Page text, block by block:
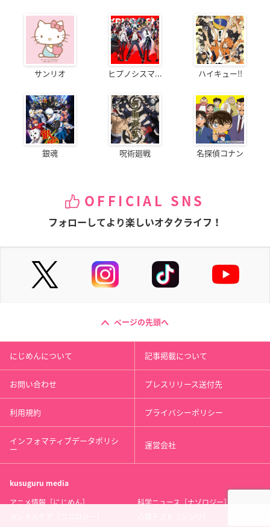
サンリオ ヒプノシスマ... ハイキュー!!
銀魂 呪術廻戦 名探偵コナン
OFFICIAL SNS
フォローしてより楽しいオタクライフ！
ページの先頭へ
にじめんについて 記事掲載について
お問い合わせ プレスリリース送付先
利用規約 プライバシーポリシー
インフォマティブデータポリシ
ー 運営会社
kusuguru media
アニメ情報［にじめん］
科学ニュース［ナゾロジー］